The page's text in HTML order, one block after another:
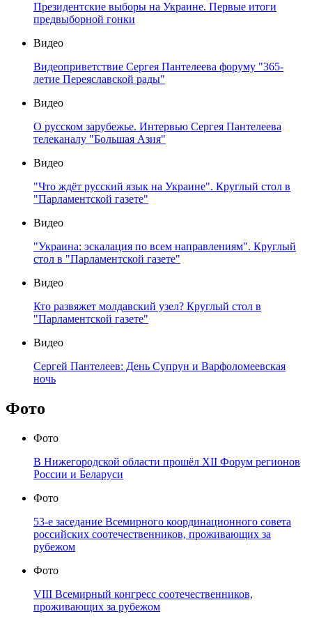
Президентские выборы на Украине. Первые итоги
предвыборной гонки
Видео
Видеоприветствие Сергея Пантелеева форуму "365-
летие Переяславской рады"
Видео
О русском зарубежье. Интервью Сергея Пантелеева
телеканалу "Большая Азия"
Видео
"Что ждёт русский язык на Украине". Круглый стол в
"Парламентской газете"
Видео
"Украина: эскалация по всем направлениям". Круглый
стол в "Парламентской газете"
Видео
Кто развяжет молдавский узел? Круглый стол в
"Парламентской газете"
Видео
Сергей Пантелеев: День Супрун и Варфоломеевская
ночь
Фото
Фото
В Нижегородской области прошёл XII Форум регионов
России и Беларуси
Фото
53-е заседание Всемирного координационного совета
российских соотечественников, проживающих за
рубежом
Фото
VIII Всемирный конгресс соотечественников,
проживающих за рубежом